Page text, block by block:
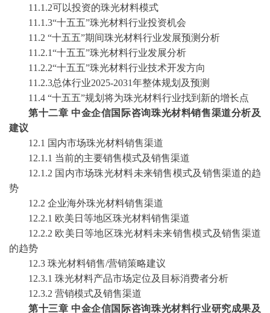
11.1.2可以投资的珠光材料模式
11.1.3“十五五”珠光材料行业投资机会
11.2 “十五五”期间珠光材料行业发展预测分析
11.2.1“十五五”珠光材料行业发展分析
11.2.2“十五五”珠光材料行业技术开发方向
11.2.3总体行业2025-2031年整体规划及预测
11.4 “十五五”规划将为珠光材料行业找到新的增长点
第十二章 中金企信国际咨询珠光材料销售渠道分析及
建议
12.1 国内市场珠光材料销售渠道
12.1.1 当前的主要销售模式及销售渠道
12.1.2 国内市场珠光材料未来销售模式及销售渠道的趋
势
12.2 企业海外珠光材料销售渠道
12.2.1 欧美日等地区珠光材料销售渠道
12.2.2 欧美日等地区珠光材料未来销售模式及销售渠道
的趋势
12.3 珠光材料销售/营销策略建议
12.3.1 珠光材料产品市场定位及目标消费者分析
12.3.2 营销模式及销售渠道
第十三章 中金企信国际咨询珠光材料行业研究成果及